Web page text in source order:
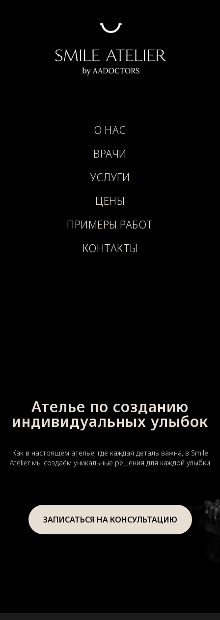
О НАС
ВРАЧИ
УСЛУГИ
ЦЕНЫ
ПРИМЕРЫ РАБОТ
КОНТАКТЫ
Ателье по созданию
индивидуальных улыбок
Как в настоящем ателье, где каждая деталь важна, в Smile
Atelier мы создаём уникальные решения для каждой улыбки
ЗАПИСАТЬСЯ НА КОНСУЛЬТАЦИЮ